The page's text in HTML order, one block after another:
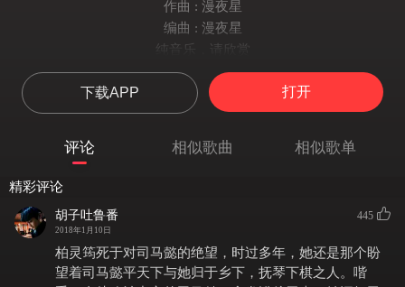
作曲 : 漫夜星
编曲 : 漫夜星
纯音乐，请欣赏
下载APP 打开
评论 相似歌曲 相似歌单
精彩评论
胡子吐鲁番
2018年1月10日
445
柏灵筠死于对司马懿的绝望，时过多年，她还是那个盼
望着司马懿平天下与她归于乡下，抚琴下棋之人。喈